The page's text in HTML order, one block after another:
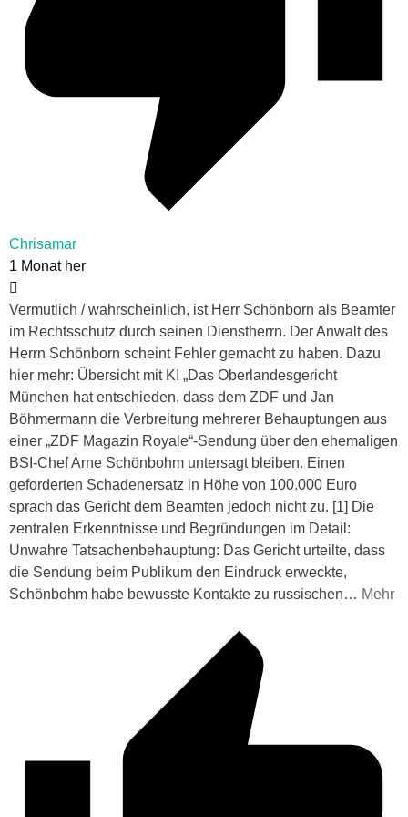
Chrisamar
1 Monat her
Vermutlich / wahrscheinlich, ist Herr Schönborn als Beamter
im Rechtsschutz durch seinen Dienstherrn. Der Anwalt des
Herrn Schönborn scheint Fehler gemacht zu haben. Dazu
hier mehr: Übersicht mit KI „Das Oberlandesgericht
München hat entschieden, dass dem ZDF und Jan
Böhmermann die Verbreitung mehrerer Behauptungen aus
einer „ZDF Magazin Royale“-Sendung über den ehemaligen
BSI-Chef Arne Schönbohm untersagt bleiben. Einen
geforderten Schadenersatz in Höhe von 100.000 Euro
sprach das Gericht dem Beamten jedoch nicht zu. [1] Die
zentralen Erkenntnisse und Begründungen im Detail:
Unwahre Tatsachenbehauptung: Das Gericht urteilte, dass
die Sendung beim Publikum den Eindruck erweckte,
Schönbohm habe bewusste Kontakte zu russischen… Mehr